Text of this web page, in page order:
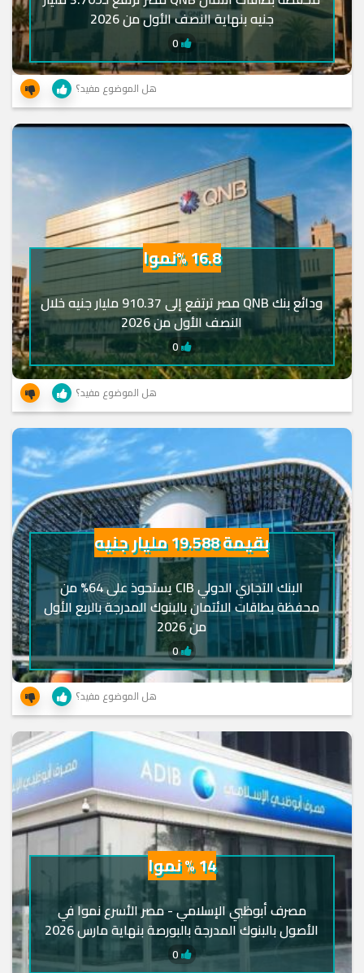
جنيه بنهاية النصف الأول من 2026
هل الموضوع مفيد؟
16.8 %نموا
ودائع بنك QNB مصر ترتفع إلى 910.37 مليار جنيه خلال
النصف الأول من 2026
هل الموضوع مفيد؟
بقيمة 19.588 مليار جنيه
البنك التجاري الدولي CIB يستحوذ على 64% من
محفظة بطاقات الائتمان بالبنوك المدرجة بالربع الأول
من 2026
0
هل الموضوع مفيد؟
14 % نموا
مصرف أبوظبي الإسلامي - مصر الأسرع نموا في
الأصول بالبنوك المدرجة بالبورصة بنهاية مارس 2026